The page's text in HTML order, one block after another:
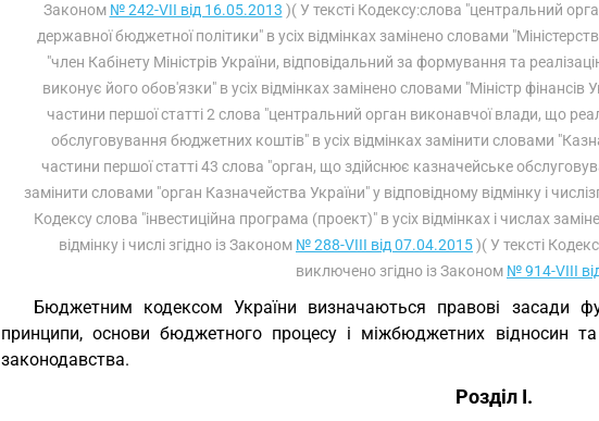
Законом № 242-VII від 16.05.2013 )( У тексті Кодексу:слова "центральний
державної бюджетної політики" в усіх відмінках замінено словами
"член Кабінету Міністрів України, відповідальний за формування та
виконує його обов'язки" в усіх відмінках замінено словами "Міністр фінансів
частини першої статті 2 слова "центральний орган виконавчої влади, що
обслуговування бюджетних коштів" в усіх відмінках замінити словами
частини першої статті 43 слова "орган, що здійснює казначейське
замінити словами "орган Казначейства України" у відповідному відмінку і
Кодексу слова "інвестиційна програма (проект)" в усіх відмінках і числах
відмінку і числі згідно із Законом № 288-VIII від 07.04.2015)( У тексті
виключено згідно із Законом № 914-VIII
Бюджетним кодексом України визначаються правові засади
принципи, основи бюджетного процесу і міжбюджетних відносин
законодавства.
Розділ I.